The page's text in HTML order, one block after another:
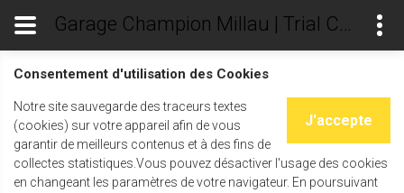
Consentement d'utilisation des Cookies
J'accepte
Notre site sauvegarde des traceurs textes
(cookies) sur votre appareil afin de vous
garantir de meilleurs contenus et à des fins de
collectes statistiques.Vous pouvez désactiver l'usage des cookies
en changeant les paramètres de votre navigateur. En poursuivant
Garage Champion Millau | Trial Champ's